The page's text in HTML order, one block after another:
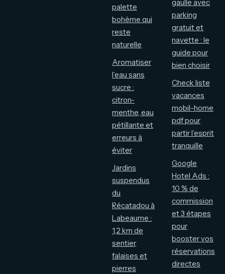
palette
bohème qui
reste
naturelle
Aromatiser
l’eau sans
sucre :
citron-
menthe, eau
pétillante et
erreurs à
éviter
Jardins
suspendus
du
Récatadou à
Labeaume :
1,2 km de
sentier,
falaises et
pierres
gaulle avec
parking
gratuit et
navette : le
guide pour
bien choisir
Check liste
vacances
mobil-home
pdf pour
partir l’esprit
tranquille
Google
Hotel Ads :
10 % de
commission
et 3 étapes
pour
booster vos
réservations
directes